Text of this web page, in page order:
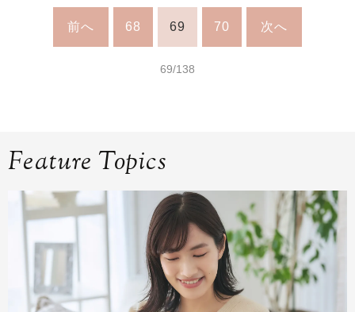
前へ 68 69 70 次へ
69/138
Feature Topics